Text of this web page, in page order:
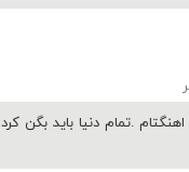
.تمام دنیا باید بگن